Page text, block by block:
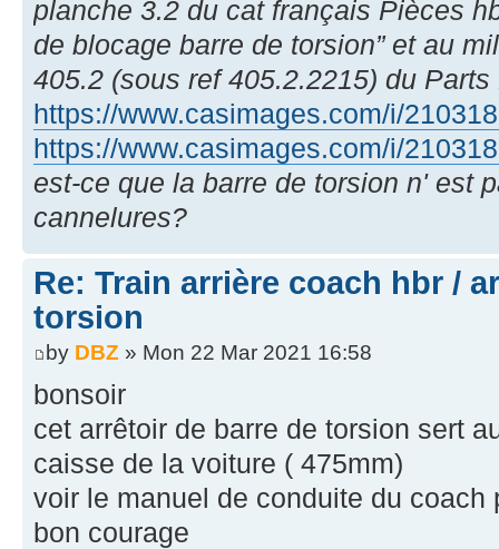
planche 3.2 du cat français Pièces
de blocage barre de torsion” et au
405.2 (sous ref 405.2.2215) du
https://www.casimages.com/i/
https://www.casimages.com/i/
est-ce que la barre de torsion n' est
cannelures?
Re: Train arrière coach hbr /
torsion
by DBZ » Mon 22 Mar 2021 16:58
bonsoir
cet arrêtoir de barre de torsion sert
caisse de la voiture ( 475mm)
voir le manuel de conduite du coach
bon courage